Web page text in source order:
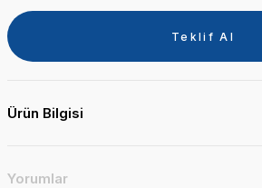
Teklif Al
Ürün Bilgisi
Yorumlar